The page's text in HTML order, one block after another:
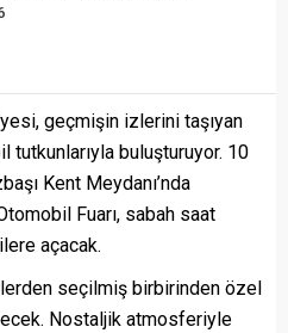
geçmişin izlerini taşıyan
buluşturuyor. 10
Kent Meydanı’nda
Fuarı, sabah saat
açacak.
seçilmiş birbirinden özel
Nostaljik atmosferiyle